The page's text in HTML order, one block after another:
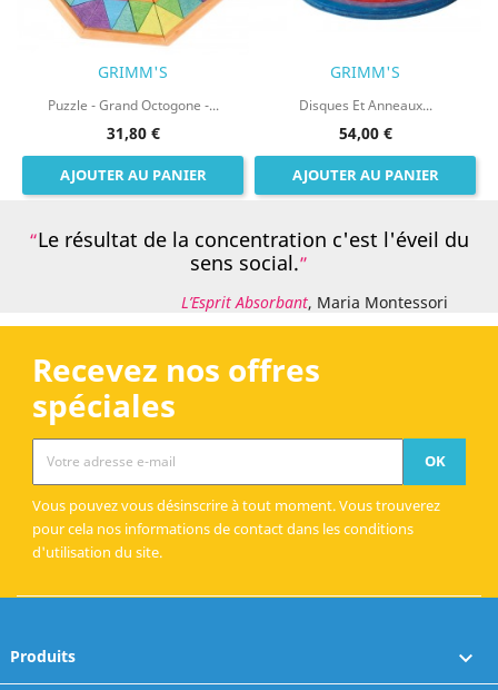
GRIMM'S
Puzzle - Grand Octogone -...
31,80 €
AJOUTER AU PANIER
GRIMM'S
Disques Et Anneaux...
54,00 €
AJOUTER AU PANIER
Le résultat de la concentration c'est l'éveil du
sens social.
L’Esprit Absorbant, Maria Montessori
Recevez nos offres
spéciales
Vous pouvez vous désinscrire à tout moment. Vous trouverez
pour cela nos informations de contact dans les conditions
d'utilisation du site.
Produits 